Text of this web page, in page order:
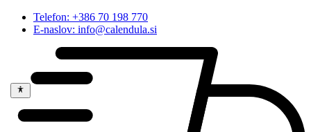
Telefon: +386 70 198 770
E-naslov: info@calendula.si